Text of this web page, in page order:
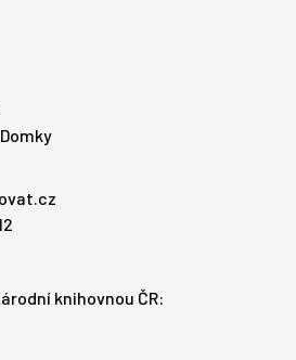
knihovnou ČR: